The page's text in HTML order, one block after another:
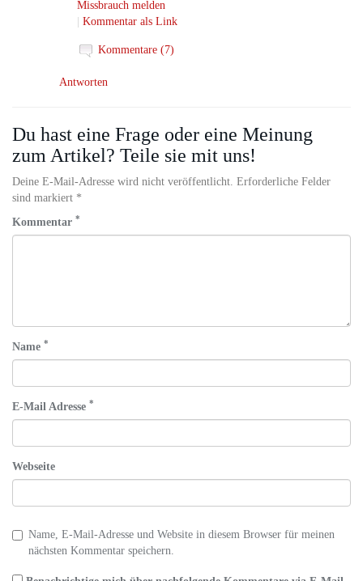
Missbrauch melden
Kommentar als Link
Kommentare (7)
Antworten
Du hast eine Frage oder eine Meinung
zum Artikel? Teile sie mit uns!
Deine E-Mail-Adresse wird nicht veröffentlicht. Erforderliche Felder
sind markiert *
Kommentar *
Name *
E-Mail Adresse *
Webseite
Name, E-Mail-Adresse und Website in diesem Browser für meinen
nächsten Kommentar speichern.